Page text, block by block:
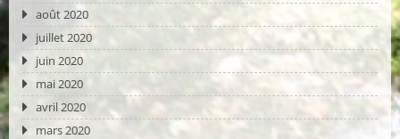
août 2020
juillet 2020
juin 2020
mai 2020
avril 2020
mars 2020